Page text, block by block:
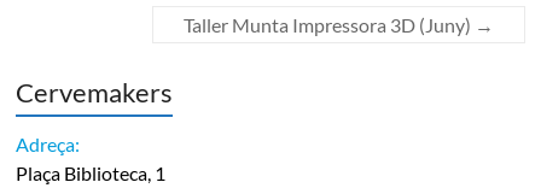
Taller Munta Impressora 3D (Juny) →
Cervemakers
Adreça:
Plaça Biblioteca, 1